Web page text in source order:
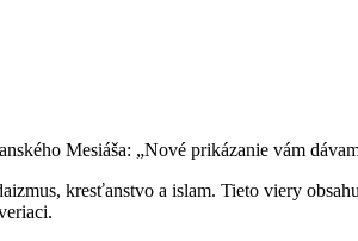
Mesiáša: „Nové prikázanie vám
kresťanstvo a islam. Tieto viery